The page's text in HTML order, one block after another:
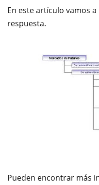
En este artículo vamos
respuesta.
Pueden encontrar más